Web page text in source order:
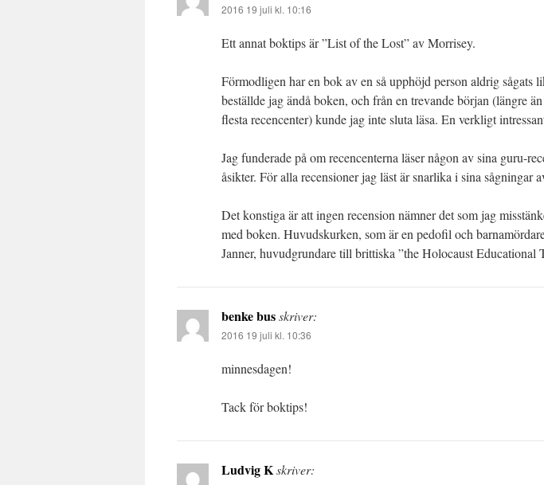
2016 19 juli kl. 10:16
Ett annat boktips är ”List of the Lost” av Morrisey.
Förmodligen har en bok av en så upphöjd person aldrig sågats
beställde jag ändå boken, och från en trevande början (längre
flesta recencenter) kunde jag inte sluta läsa. En verkligt
Jag funderade på om recencenterna läser någon av sina guru-
åsikter. För alla recensioner jag läst är snarlika i sina sågningar
Det konstiga är att ingen recension nämner det som jag
med boken. Huvudskurken, som är en pedofil och
Janner, huvudgrundare till brittiska ”the Holocaust Educational
benke busskriver:
2016 19 juli kl. 10:36
minnesdagen!
Tack för boktips!
Ludvig Kskriver: